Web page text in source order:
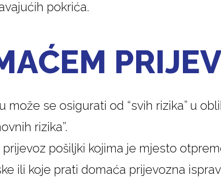
pokrića.
se osigurati od “svih rizika” u
rizika”.
pošiljki kojima je mjesto
ili koje prati domaća prijevozna